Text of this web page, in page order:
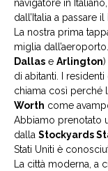
navigatore in
dall’Italia a passare il
La nostra prima
miglia
Dallas e Arlington
di abitanti. I
chiama così perché
Worth come
Abbiamo prenotato
dalla Stockyards
Stati Uniti è
La città moderna, a